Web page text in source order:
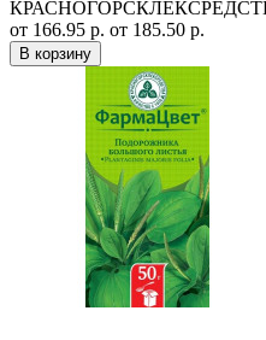
от 166.95 р. от 185.50 р.
В корзину